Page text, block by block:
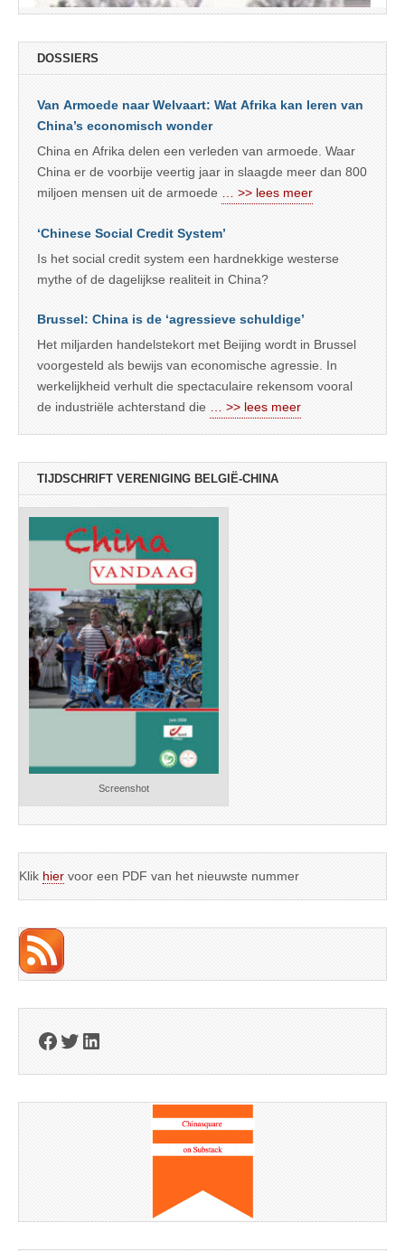
DOSSIERS
Van Armoede naar Welvaart: Wat Afrika kan leren van
China’s economisch wonder
China en Afrika delen een verleden van armoede. Waar
China er de voorbije veertig jaar in slaagde meer dan 800
miljoen mensen uit de armoede
… >> lees meer
‘Chinese Social Credit System’
Is het social credit system een hardnekkige westerse
mythe of de dagelijkse realiteit in China?
Brussel: China is de ‘agressieve schuldige’
Het miljarden handelstekort met Beijing wordt in Brussel
voorgesteld als bewijs van economische agressie. In
werkelijkheid verhult die spectaculaire rekensom vooral
de industriële achterstand die
… >> lees meer
TIJDSCHRIFT VERENIGING BELGIË-CHINA
Screenshot
Klik hier voor een PDF van het nieuwste nummer
Facebook
Twitter
LinkedIn